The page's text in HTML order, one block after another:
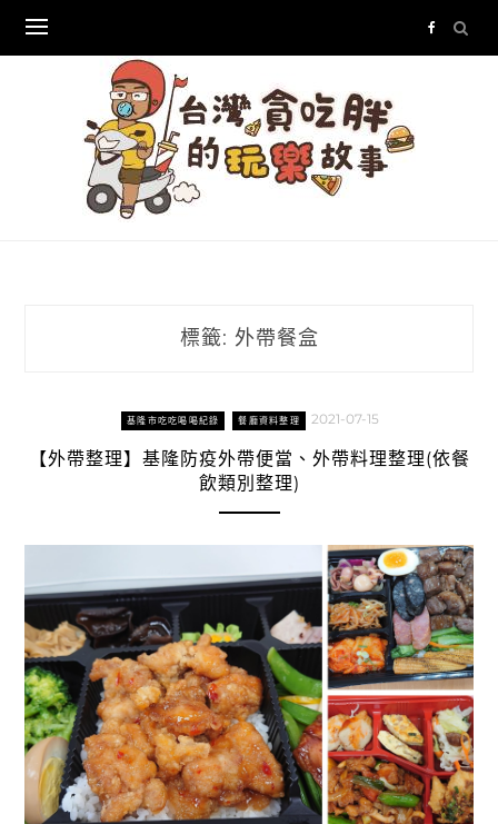
content
標籤: 外帶餐盒
基隆市吃吃喝喝紀錄 餐廳資料整理 2021-07-15
【外帶整理】基隆防疫外帶便當、外帶料理整理(依餐
飲類別整理)